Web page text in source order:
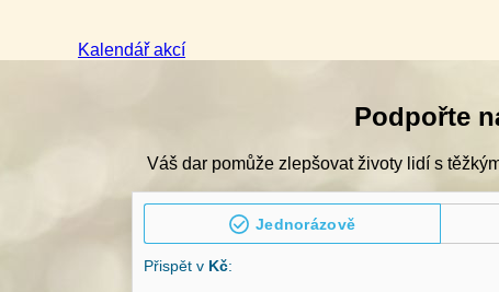
Kalendář akcí
Podpořte
Váš dar pomůže zlepšovat životy lidí s